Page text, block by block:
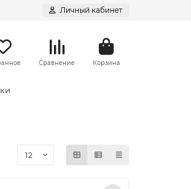
Личный кабинет
Сравнение Корзина